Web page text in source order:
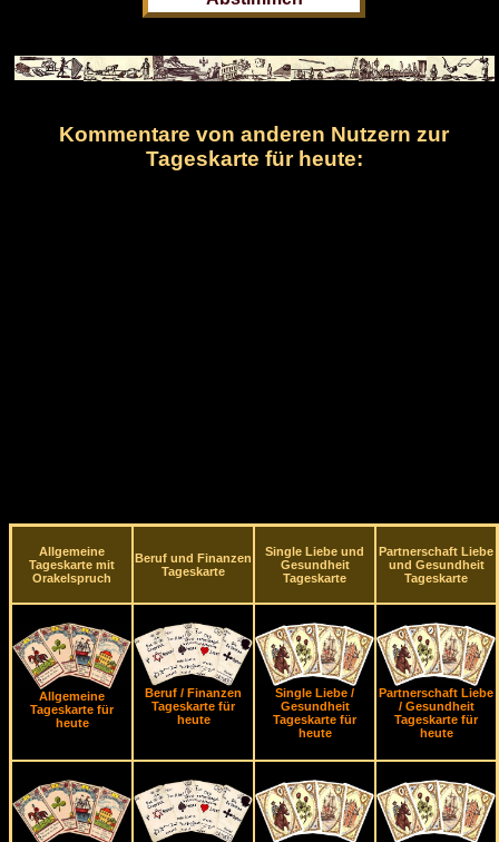
Kommentare von anderen Nutzern zur
Tageskarte für heute:
Allgemeine
Tageskarte mit
Orakelspruch
Beruf und Finanzen
Tageskarte
Single Liebe und
Gesundheit
Tageskarte
Partnerschaft Liebe
und Gesundheit
Tageskarte
Allgemeine
Tageskarte für
heute
Beruf / Finanzen
Tageskarte für
heute
Single Liebe /
Gesundheit
Tageskarte für
heute
Partnerschaft Liebe
/ Gesundheit
Tageskarte für
heute